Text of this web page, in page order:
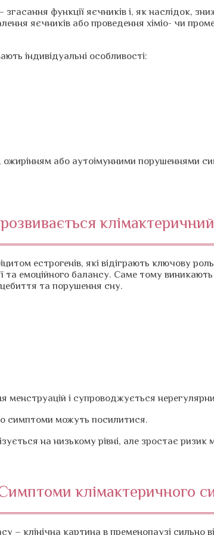
функції яєчників і, як наслідок,
яєчників або проведення хіміо- чи
індивідуальні особливості:
або аутоімунними порушеннями
естрогенів, які відіграють ключову
та емоційного балансу. Саме тому
та порушення сну.
менструацій і супроводжується
симптоми можуть посилитися.
на низькому рівні, але зростає
клімактеричного
клінічна картина в пременопаузі сильно